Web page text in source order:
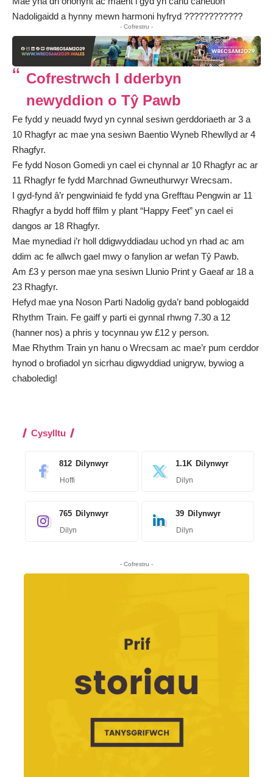
Nadoligaidd a hynny mewn harmoni hyfryd ????????????
- Cofrestru -
Cofrestrwch I dderbyn
newyddion o Tŷ Pawb
Fe fydd y neuadd fwyd yn cynnal sesiwn gerddoriaeth ar 3 a
10 Rhagfyr ac mae yna sesiwn Baentio Wyneb Rhewllyd ar 4
Rhagfyr.
Fe fydd Noson Gomedi yn cael ei chynnal ar 10 Rhagfyr ac ar
11 Rhagfyr fe fydd Marchnad Gwneuthurwyr Wrecsam.
I gyd-fynd â’r pengwiniaid fe fydd yna Grefftau Pengwin ar 11
Rhagfyr a bydd hoff ffilm y plant “Happy Feet” yn cael ei
dangos ar 18 Rhagfyr.
Mae mynediad i’r holl ddigwyddiadau uchod yn rhad ac am
ddim ac fe allwch gael mwy o fanylion ar wefan Tŷ Pawb.
Am £3 y person mae yna sesiwn Llunio Print y Gaeaf ar 18 a
23 Rhagfyr.
Hefyd mae yna Noson Parti Nadolig gyda’r band poblogaidd
Rhythm Train. Fe gaiff y parti ei gynnal rhwng 7.30 a 12
(hanner nos) a phris y tocynnau yw £12 y person.
Mae Rhythm Train yn hanu o Wrecsam ac mae’r pum cerddor
hynod o brofiadol yn sicrhau digwyddiad unigryw, bywiog a
chaboledig!
Cysylltu
812 Dilynwyr
Hoffi
1.1K Dilynwyr
Dilyn
765 Dilynwyr
Dilyn
39 Dilynwyr
Dilyn
- Cofrestru -